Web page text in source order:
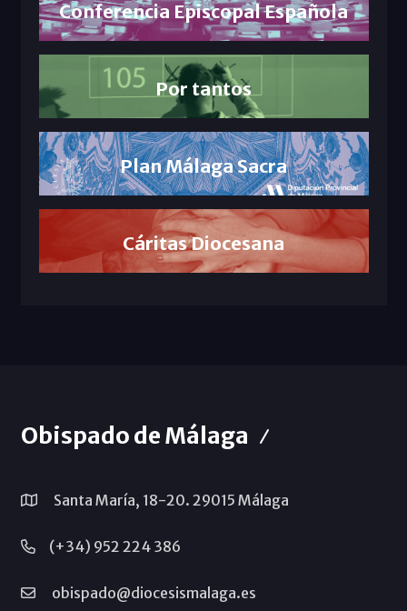
Conferencia Episcopal Española
Por tantos
Plan Málaga Sacra
Cáritas Diocesana
Obispado de Málaga
Santa María, 18-20. 29015 Málaga
(+34) 952 224 386
obispado@diocesismalaga.es